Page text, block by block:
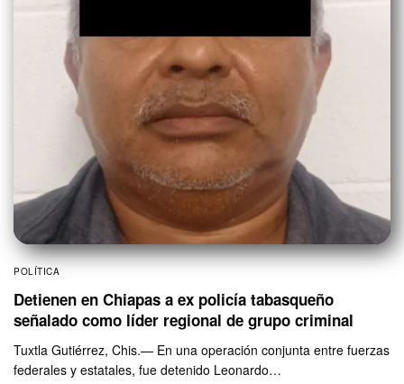
POLÍTICA
Detienen en Chiapas a ex policía tabasqueño
señalado como líder regional de grupo criminal
Tuxtla Gutiérrez, Chis.— En una operación conjunta entre fuerzas
federales y estatales, fue detenido Leonardo…